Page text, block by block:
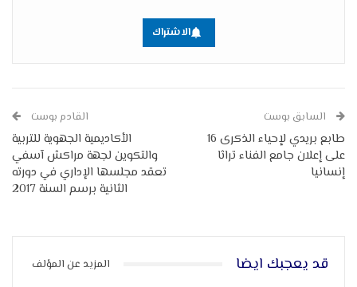
الاشتراك
السابق بوست
طابع بريدي لإحياء الذكرى 16
على إعلان جامع الفناء تراثا
إنسانيا
القادم بوست
الأكاديمية الجهوية للتربية
والتكوين لجهة مراكش آسفي
تعقد مجلسها الإداري في دورته
الثانية برسم السنة 2017
قد يعجبك ايضا المزيد عن المؤلف